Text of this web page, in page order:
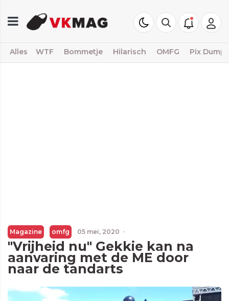
Alles WTF Bommetje Hilarisch OMFG Pix Dump
Magazine omfg 05 mei, 2020 ·
"Vrijheid nu" Gekkie kan na
aanvaring met de ME door
naar de tandarts